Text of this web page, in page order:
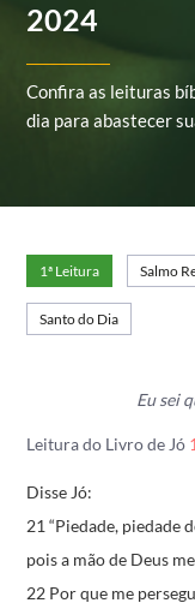
2024
Confira as leituras
dia para abastecer
1ª Leitura Salmo
Santo do Dia
Eu sei
Leitura do Livro de Jó
Disse Jó:
21 “Piedade, piedade
pois a mão de Deus
22 Por que me